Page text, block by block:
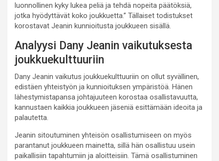
luonnollinen kyky lukea peliä ja tehdä nopeita päätöksiä,
jotka hyödyttävät koko joukkuetta.” Tällaiset todistukset
korostavat Jeanin kunnioitusta joukkueen sisällä.
Analyysi Dany Jeanin vaikutuksesta
joukkuekulttuuriin
Dany Jeanin vaikutus joukkuekulttuuriin on ollut syvällinen,
edistäen yhteistyön ja kunnioituksen ympäristöä. Hänen
lähestymistapansa johtajuuteen korostaa osallistavuutta,
kannustaen kaikkia joukkueen jäseniä esittämään ideoita ja
palautetta.
Jeanin sitoutuminen yhteisön osallistumiseen on myös
parantanut joukkueen mainetta, sillä hän osallistuu usein
paikallisiin tapahtumiin ja aloitteisiin. Tämä osallistuminen